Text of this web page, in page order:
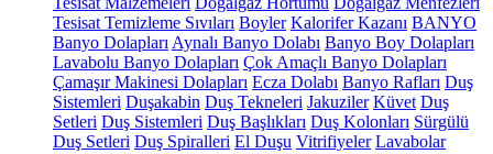
Tesisat Temizleme Sıvıları Boyler Kalorifer Kazanı BANYO
Banyo Dolapları Aynalı Banyo Dolabı Banyo Boy Dolapları
Lavabolu Banyo Dolapları Çok Amaçlı Banyo Dolapları
Çamaşır Makinesi Dolapları Ecza Dolabı Banyo Rafları Duş
Sistemleri Duşakabin Duş Tekneleri Jakuziler Küvet Duş
Setleri Duş Sistemleri Duş Başlıkları Duş Kolonları Sürgülü
Duş Setleri Duş Spiralleri El Duşu Vitrifiyeler Lavabolar